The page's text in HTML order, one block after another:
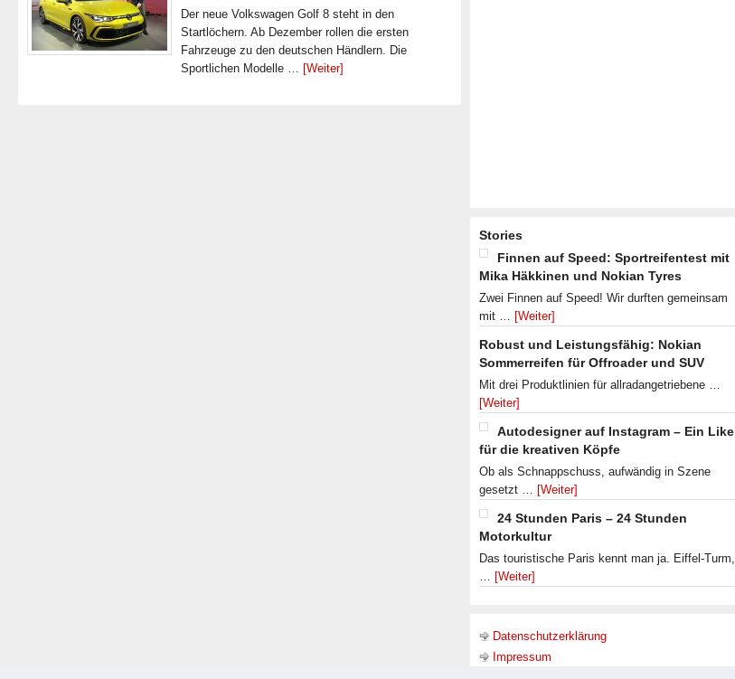
Der neue Volkswagen Golf 8 steht in den
Startlöchern. Ab Dezember rollen die ersten
Fahrzeuge zu den deutschen Händlern. Die
Sportlichen Modelle … [Weiter]
Stories
Finnen auf Speed: Sportreifentest mit
Mika Häkkinen und Nokian Tyres
Zwei Finnen auf Speed! Wir durften gemeinsam
mit … [Weiter]
Robust und Leistungsfähig: Nokian
Sommerreifen für Offroader und SUV
Mit drei Produktlinien für allradangetriebene …
[Weiter]
Autodesigner auf Instagram – Ein Like
für die kreativen Köpfe
Ob als Schnappschuss, aufwändig in Szene
gesetzt … [Weiter]
24 Stunden Paris – 24 Stunden
Motorkultur
Das touristische Paris kennt man ja. Eiffel-Turm,
… [Weiter]
Datenschutzerklärung
Impressum